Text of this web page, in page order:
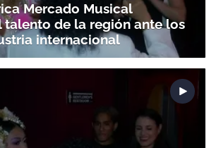
Mercado Musical
talento de la región ante los
internacional